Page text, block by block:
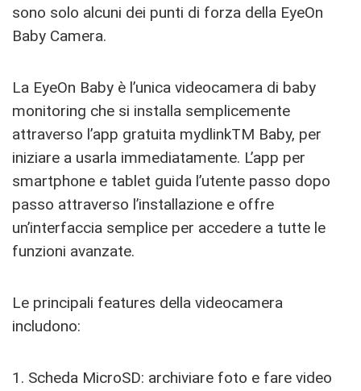
sono solo alcuni dei punti di forza della EyeOn
Baby Camera.
La EyeOn Baby è l’unica videocamera di baby
monitoring che si installa semplicemente
attraverso l’app gratuita mydlinkTM Baby, per
iniziare a usarla immediatamente. L’app per
smartphone e tablet guida l’utente passo dopo
passo attraverso l’installazione e offre
un’interfaccia semplice per accedere a tutte le
funzioni avanzate.
Le principali features della videocamera
includono:
1. Scheda MicroSD: archiviare foto e fare video